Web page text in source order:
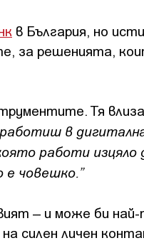
в България, но
за решенията,
Тя
в
работи
човешко.”
– и може би
силен личен